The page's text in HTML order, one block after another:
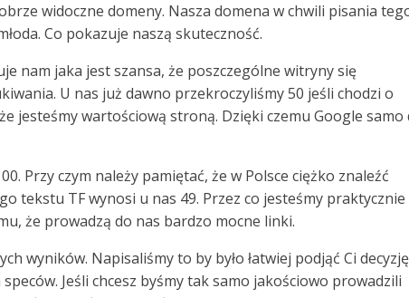
widoczne domeny. Nasza domena w chwili pisania
Co pokazuje naszą skuteczność.
nam jaka jest szansa, że poszczególne witryny się
U nas już dawno przekroczyliśmy 50 jeśli chodzi o
jesteśmy wartościową stroną. Dzięki czemu Google samo
Przy czym należy pamiętać, że w Polsce ciężko znaleźć
tekstu TF wynosi u nas 49. Przez co jesteśmy praktycznie
że prowadzą do nas bardzo mocne linki.
wyników. Napisaliśmy to by było łatwiej podjąć Ci
Jeśli chcesz byśmy tak samo jakościowo prowadzili